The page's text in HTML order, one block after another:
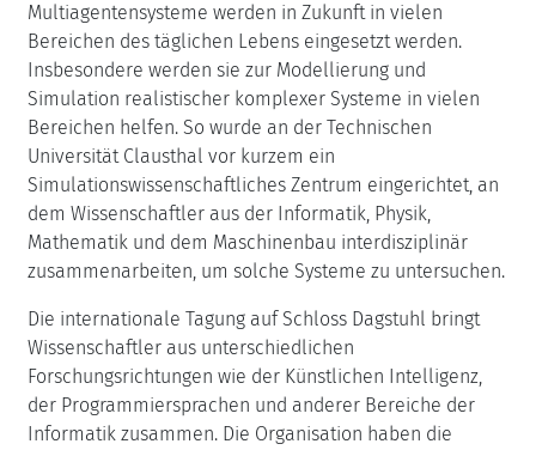
Multiagentensysteme werden in Zukunft in vielen
Bereichen des täglichen Lebens eingesetzt werden.
Insbesondere werden sie zur Modellierung und
Simulation realistischer komplexer Systeme in vielen
Bereichen helfen. So wurde an der Technischen
Universität Clausthal vor kurzem ein
Simulationswissenschaftliches Zentrum eingerichtet, an
dem Wissenschaftler aus der Informatik, Physik,
Mathematik und dem Maschinenbau interdisziplinär
zusammenarbeiten, um solche Systeme zu untersuchen.
Die internationale Tagung auf Schloss Dagstuhl bringt
Wissenschaftler aus unterschiedlichen
Forschungsrichtungen wie der Künstlichen Intelligenz,
der Programmiersprachen und anderer Bereiche der
Informatik zusammen. Die Organisation haben die